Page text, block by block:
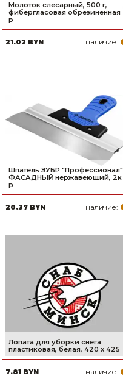
Молоток слесарный, 500 г,
фибергласовая обрезиненная
р
21.02 BYN наличие:
Шпатель ЗУБР ″Профессионал″
ФАСАДНЫЙ нержавеющий, 2к
р
20.37 BYN наличие:
Лопата для уборки снега
пластиковая, белая, 420 х 425
7.81 BYN наличие: